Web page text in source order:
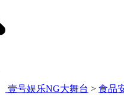
壹号娱乐NG大舞台 > 食品